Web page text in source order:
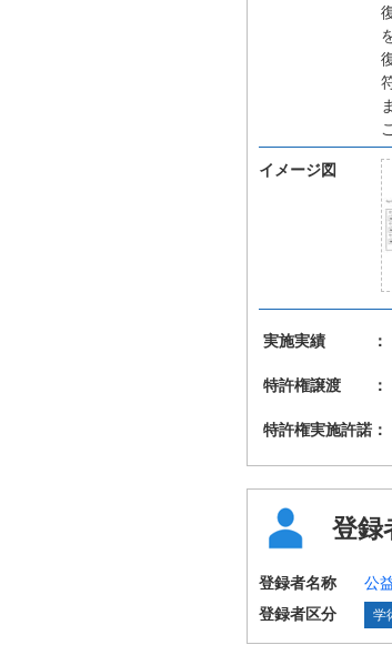
イメージ図
実施実績 ：
特許権譲渡 ：
特許権実施許諾：
登録
登録者名称
公
登録者区分
学